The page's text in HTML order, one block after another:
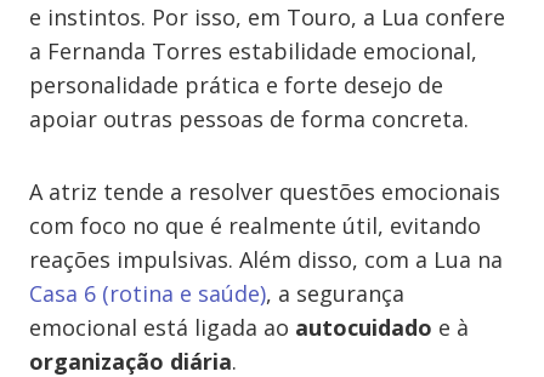
e instintos. Por isso, em Touro, a Lua confere
a Fernanda Torres estabilidade emocional,
personalidade prática e forte desejo de
apoiar outras pessoas de forma concreta.
A atriz tende a resolver questões emocionais
com foco no que é realmente útil, evitando
reações impulsivas. Além disso, com a Lua na
Casa 6 (rotina e saúde), a segurança
emocional está ligada ao autocuidado e à
organização diária.